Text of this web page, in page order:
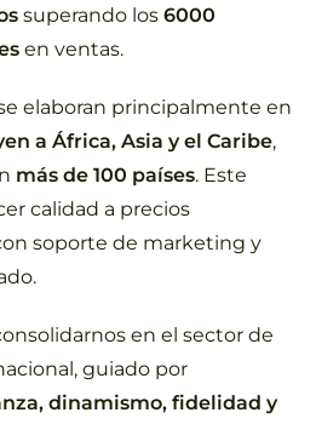
superando los 6000
en ventas.
elaboran principalmente en
a África, Asia y el Caribe,
más de 100 países. Este
calidad a precios
soporte de marketing y
en el sector de
guiado por
dinamismo, fidelidad y